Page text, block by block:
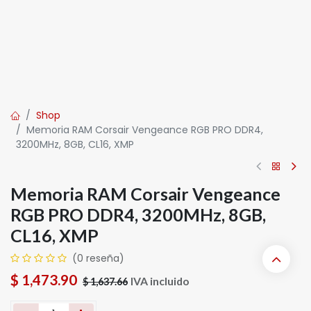
Shop
Memoria RAM Corsair Vengeance RGB PRO DDR4,
3200MHz, 8GB, CL16, XMP
Memoria RAM Corsair Vengeance
RGB PRO DDR4, 3200MHz, 8GB,
CL16, XMP
(0 reseña)
$ 1,473.90 $1,637.66 IVA incluido